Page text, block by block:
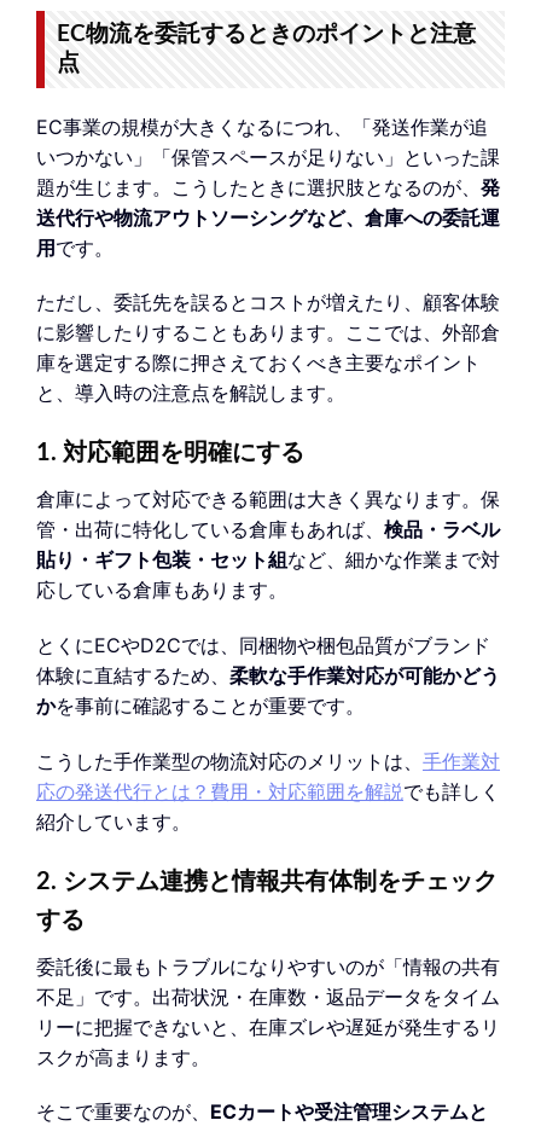
EC物流を委託するときのポイントと注意
点
EC事業の規模が大きくなるにつれ、「発送作業が追
いつかない」「保管スペースが足りない」といった課
題が生じます。こうしたときに選択肢となるのが、 発
送代行や物流アウトソーシングなど、倉庫への委託運
用です。
ただし、委託先を誤るとコストが増えたり、顧客体験
に影響したりすることもあります。ここでは、外部倉
庫を選定する際に押さえておくべき主要なポイント
と、導入時の注意点を解説します。
1. 対応範囲を明確にする
倉庫によって対応できる範囲は大きく異なります。保
管・出荷に特化している倉庫もあれば、 検品・ラベル
貼り・ギフト包装・セット組など、細かな作業まで対
応している倉庫もあります。
とくにECやD2Cでは、同梱物や梱包品質がブランド
体験に直結するため、 柔軟な手作業対応が可能かどう
かを事前に確認することが重要です。
こうした手作業型の物流対応のメリットは、 手作業対
応の発送代行とは？費用・対応範囲を解説でも詳しく
紹介しています。
2. システム連携と情報共有体制をチェック
する
委託後に最もトラブルになりやすいのが「情報の共有
不足」です。出荷状況・在庫数・返品データをタイム
リーに把握できないと、在庫ズレや遅延が発生するリ
スクが高まります。
そこで重要なのが、 ECカートや受注管理システムと